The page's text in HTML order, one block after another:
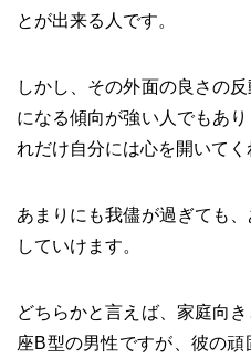
とが出来る人です。
しかし、その外面の良さの
になる傾向が強い人でもあ
れだけ自分には心を開いてく
あまりにも我儘が過ぎても
していけます。
どちらかと言えば、家庭向
座B型の男性ですが、彼の頑